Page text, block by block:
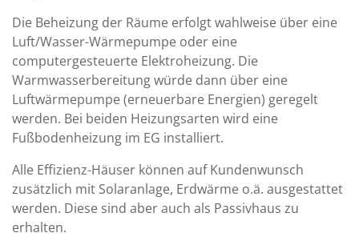
Die Beheizung der Räume erfolgt wahlweise über eine
Luft/Wasser-Wärmepumpe oder eine
computergesteuerte Elektroheizung. Die
Warmwasserbereitung würde dann über eine
Luftwärmepumpe (erneuerbare Energien) geregelt
werden. Bei beiden Heizungsarten wird eine
Fußbodenheizung im EG installiert.
Alle Effizienz-Häuser können auf Kundenwunsch
zusätzlich mit Solaranlage, Erdwärme o.ä. ausgestattet
werden. Diese sind aber auch als Passivhaus zu
erhalten.